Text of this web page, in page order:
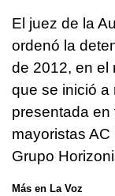
El juez de la
ordenó la
de 2012, en el
que se inició a
presentada en
mayoristas AC
Grupo
Más en La Voz